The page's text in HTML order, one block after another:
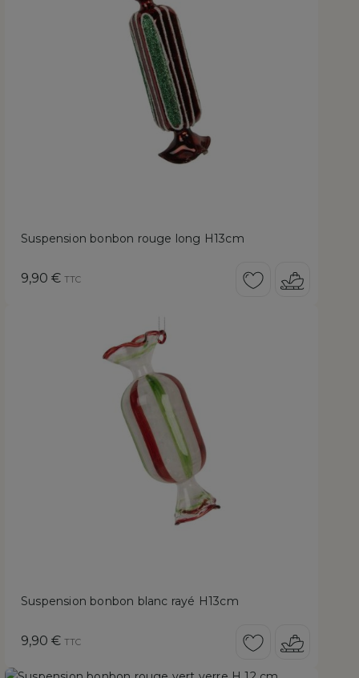
Suspension bonbon rouge long H13cm
Prix
9,90 € TTC
Suspension bonbon blanc rayé H13cm
Prix
9,90 € TTC